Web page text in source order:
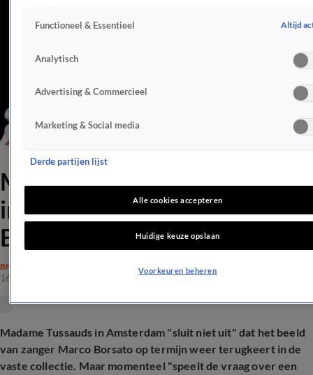
Madame Tussauds neemt
ingrijpend besluit over Marco
Borsato-beeld
BN'ERS
16 dec 2025, 14:22
Madame Tussauds in Amsterdam "sluit niet uit" dat het beeld
van zanger Marco Borsato op termijn weer terugkeert in de
vaste collectie. Maar momenteel "speelt de vraag over een
Functioneel & Essentieel Altijd
Analytisch
Advertising & Commercieel
Marketing & Social media
Derde partijen lijst
Alle cookies accepteren
Huidige keuze opslaan
Voorkeuren beheren